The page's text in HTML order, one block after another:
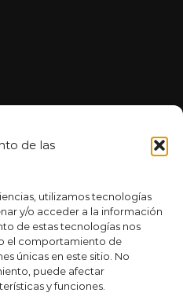
de las
utilizamos tecnologías
y/o acceder a la información
de estas tecnologías nos
el comportamiento de
únicas en este sitio. No
puede afectar
y funciones.
muy económica, la
esperaba y la entrega en un
la atención al cliente y el